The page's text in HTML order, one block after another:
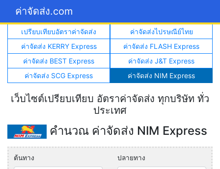
ค่าจัดส่ง.com
เปรียบเทียบอัตราค่าจัดส่ง
ค่าจัดส่งไปรษณีย์ไทย
ค่าจัดส่ง KERRY Express
ค่าจัดส่ง FLASH Express
ค่าจัดส่ง BEST Express
ค่าจัดส่ง J&T Express
ค่าจัดส่ง SCG Express
ค่าจัดส่ง NIM Express
เว็บไซต์เปรียบเทียบ อัตราค่าจัดส่ง ทุกบริษัท ทั่ว
ประเทศ
คำนวณ ค่าจัดส่ง NIM Express
ต้นทาง ปลายทาง